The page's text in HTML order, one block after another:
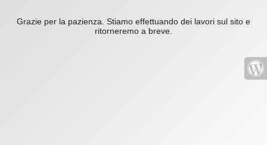
Grazie per la pazienza. Stiamo effettuando dei lavori sul sito e
ritorneremo a breve.